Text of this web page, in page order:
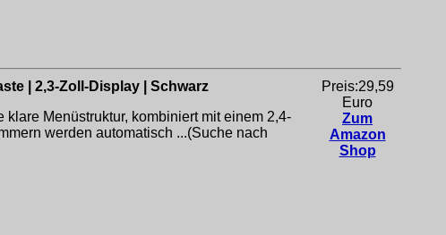
| 2,3-Zoll-Display | Schwarz
Menüstruktur, kombiniert mit einem 2,4-
werden automatisch ...(Suche nach
Preis:29,59
Euro
Zum
Amazon
Shop